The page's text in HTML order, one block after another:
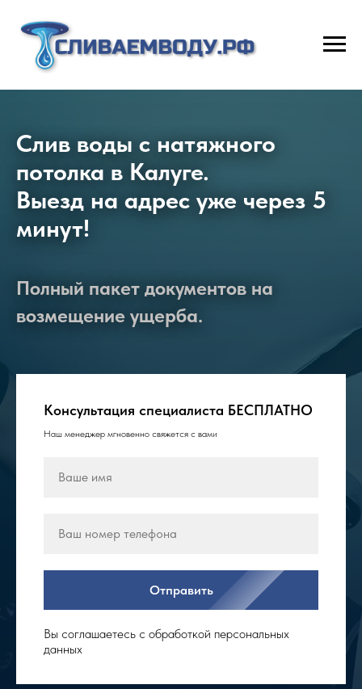
Слив воды с натяжного
потолка в Калуге.
Выезд на адрес уже через 5
минут!
Полный пакет документов на
возмещение ущерба.
Консультация специалиста БЕСПЛАТНО
Наш менеджер мгновенно свяжется с вами
Отправить
Вы соглашаетесь с обработкой персональных
данных